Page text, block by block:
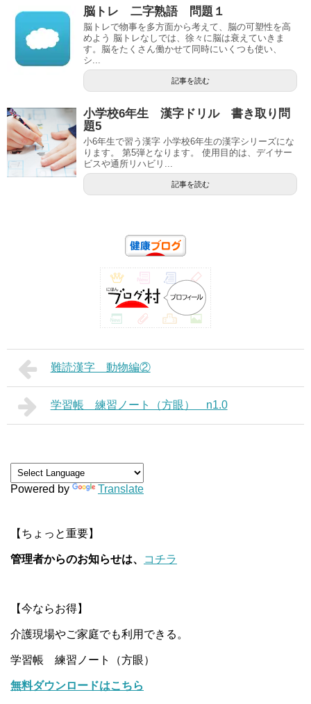
脳トレ 二字熟語 問題１
脳トレで物事を多方面から考えて、脳の可塑性を高
めよう 脳トレなしでは、徐々に脳は衰えていきま
す。脳をたくさん働かせて同時にいくつも使い、
シ...
記事を読む
小学校6年生 漢字ドリル 書き取り問
題5
小6年生で習う漢字 小学校6年生の漢字シリーズにな
ります。 第5弾となります。 使用目的は、デイサー
ビスや通所リハビリ...
記事を読む
難読漢字 動物編②
学習帳 練習ノート（方眼） n1.0
Powered by Translate
【ちょっと重要】
管理者からのお知らせは、 コチラ
【今ならお得】
介護現場やご家庭でも利用できる。
学習帳 練習ノート（方眼）
無料ダウンロードはこちら